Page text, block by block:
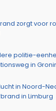
zorgt voor
politie-
in
in Noord-
in Limburg